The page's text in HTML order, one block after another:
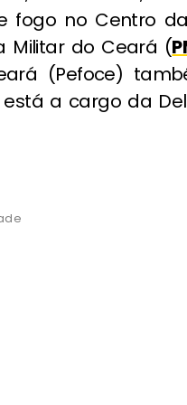
fogo no Centro
Militar do Ceará (
(Pefoce)
a cargo da